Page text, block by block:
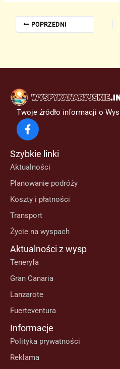
POPRZEDNI
Twoje źródło informacji o
Szybkie linki
Aktualności
Planowanie podróży
Koszty i płatności
Transport
Życie na wyspach
Aktualności z wysp
Teneryfa
Gran Canaria
Lanzarote
Fuerteventura
Informacje
Polityka prywatności
Reklama